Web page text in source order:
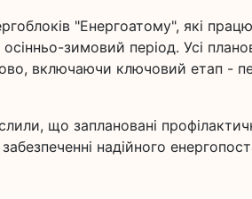
"Енергоатому", які
зимовий період. Усі
включаючи ключовий етап -
що заплановані
надійного